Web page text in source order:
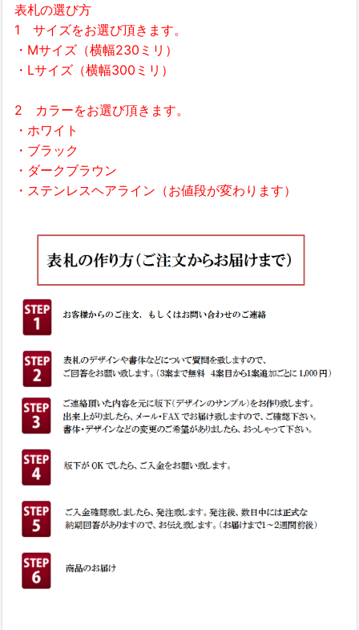
表札の選び方
1 サイズをお選び頂きます。
・Mサイズ（横幅230ミリ）
・Lサイズ（横幅300ミリ）
2 カラーをお選び頂きます。
・ホワイト
・ブラック
・ダークブラウン
・ステンレスヘアライン（お値段が変わります）